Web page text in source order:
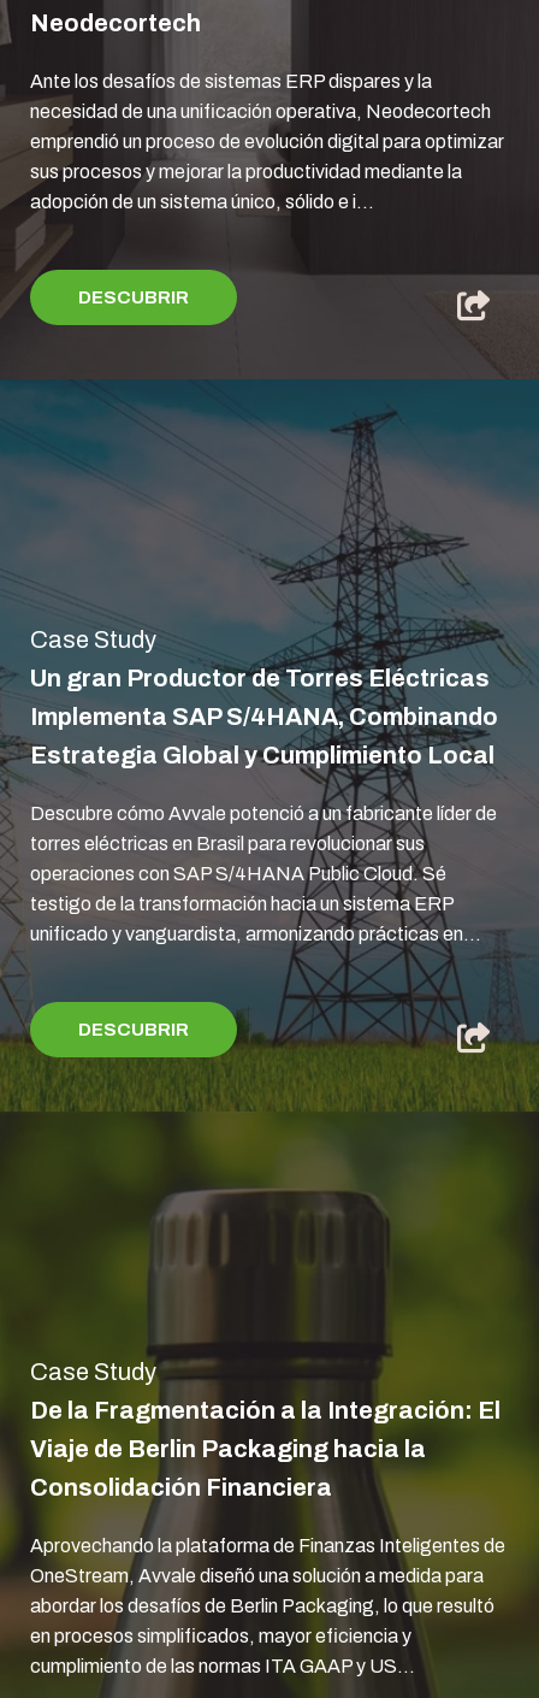
Neodecortech
Ante los desafíos de sistemas ERP dispares y la
necesidad de una unificación operativa, Neodecortech
emprendió un proceso de evolución digital para optimizar
sus procesos y mejorar la productividad mediante la
adopción de un sistema único, sólido e i...
DESCUBRIR
Case Study
Un gran Productor de Torres Eléctricas
Implementa SAP S/4HANA, Combinando
Estrategia Global y Cumplimiento Local
Descubre cómo Avvale potenció a un fabricante líder de
torres eléctricas en Brasil para revolucionar sus
operaciones con SAP S/4HANA Public Cloud. Sé
testigo de la transformación hacia un sistema ERP
unificado y vanguardista, armonizando prácticas en...
DESCUBRIR
Case Study
De la Fragmentación a la Integración: El
Viaje de Berlin Packaging hacia la
Consolidación Financiera
Aprovechando la plataforma de Finanzas Inteligentes de
OneStream, Avvale diseñó una solución a medida para
abordar los desafíos de Berlin Packaging, lo que resultó
en procesos simplificados, mayor eficiencia y
cumplimiento de las normas ITA GAAP y US...